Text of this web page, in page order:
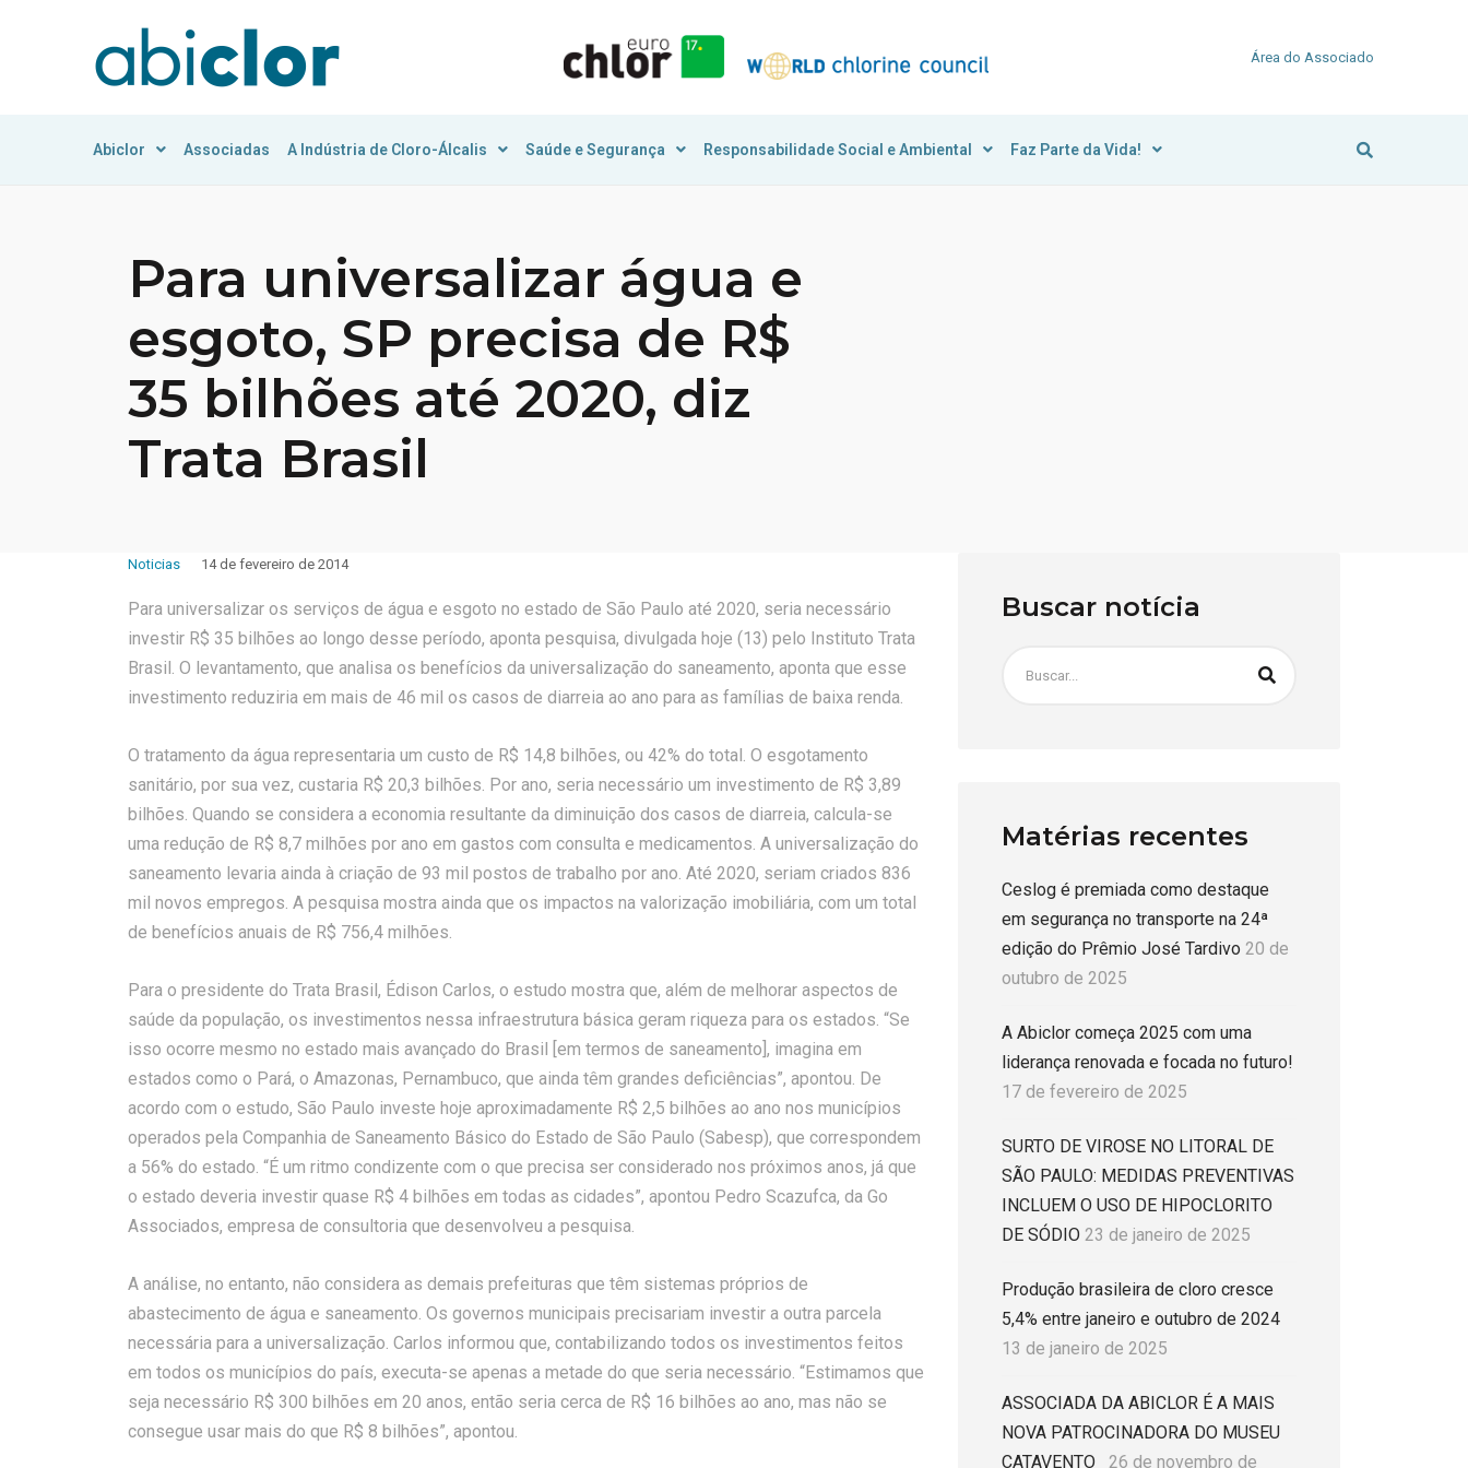
Área do Associado
Abiclor Associadas A Indústria de Cloro-Álcalis Saúde e Segurança Responsabilidade Social e Ambiental Faz Parte da Vida!
Para universalizar água e
esgoto, SP precisa de R$
35 bilhões até 2020, diz
Trata Brasil
Noticias 14 de fevereiro de 2014
Para universalizar os serviços de água e esgoto no estado de São Paulo até 2020, seria necessário
investir R$ 35 bilhões ao longo desse período, aponta pesquisa, divulgada hoje (13) pelo Instituto Trata
Brasil. O levantamento, que analisa os benefícios da universalização do saneamento, aponta que esse
investimento reduziria em mais de 46 mil os casos de diarreia ao ano para as famílias de baixa renda.
O tratamento da água representaria um custo de R$ 14,8 bilhões, ou 42% do total. O esgotamento
sanitário, por sua vez, custaria R$ 20,3 bilhões. Por ano, seria necessário um investimento de R$ 3,89
bilhões. Quando se considera a economia resultante da diminuição dos casos de diarreia, calcula-se
uma redução de R$ 8,7 milhões por ano em gastos com consulta e medicamentos. A universalização do
saneamento levaria ainda à criação de 93 mil postos de trabalho por ano. Até 2020, seriam criados 836
mil novos empregos. A pesquisa mostra ainda que os impactos na valorização imobiliária, com um total
de benefícios anuais de R$ 756,4 milhões.
Para o presidente do Trata Brasil, Édison Carlos, o estudo mostra que, além de melhorar aspectos de
saúde da população, os investimentos nessa infraestrutura básica geram riqueza para os estados. “Se
isso ocorre mesmo no estado mais avançado do Brasil [em termos de saneamento], imagina em
estados como o Pará, o Amazonas, Pernambuco, que ainda têm grandes deficiências”, apontou. De
acordo com o estudo, São Paulo investe hoje aproximadamente R$ 2,5 bilhões ao ano nos municípios
operados pela Companhia de Saneamento Básico do Estado de São Paulo (Sabesp), que correspondem
a 56% do estado. “É um ritmo condizente com o que precisa ser considerado nos próximos anos, já que
o estado deveria investir quase R$ 4 bilhões em todas as cidades”, apontou Pedro Scazufca, da Go
Associados, empresa de consultoria que desenvolveu a pesquisa.
A análise, no entanto, não considera as demais prefeituras que têm sistemas próprios de
abastecimento de água e saneamento. Os governos municipais precisariam investir a outra parcela
necessária para a universalização. Carlos informou que, contabilizando todos os investimentos feitos
em todos os municípios do país, executa-se apenas a metade do que seria necessário. “Estimamos que
seja necessário R$ 300 bilhões em 20 anos, então seria cerca de R$ 16 bilhões ao ano, mas não se
consegue usar mais do que R$ 8 bilhões”, apontou.
Buscar notícia
Matérias recentes
Ceslog é premiada como destaque
em segurança no transporte na 24ª
edição do Prêmio José Tardivo 20 de
outubro de 2025
A Abiclor começa 2025 com uma
liderança renovada e focada no futuro!
17 de fevereiro de 2025
SURTO DE VIROSE NO LITORAL DE
SÃO PAULO: MEDIDAS PREVENTIVAS
INCLUEM O USO DE HIPOCLORITO
DE SÓDIO 23 de janeiro de 2025
Produção brasileira de cloro cresce
5,4% entre janeiro e outubro de 2024
13 de janeiro de 2025
ASSOCIADA DA ABICLOR É A MAIS
NOVA PATROCINADORA DO MUSEU
CATAVENTO
26 de novembro de